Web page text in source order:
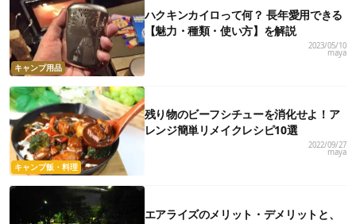
キャンプ用品
ハクキンカイロって何？ 長年愛用できる
【魅力・種類・使い方】を解説
2023/05/10
maya
キャンプ飯・料理
残り物のビーフシチューを消化せよ！ア
レンジ簡単リメイクレシピ10選
2022/09/27
maya
エアライズのメリット・デメリットと、